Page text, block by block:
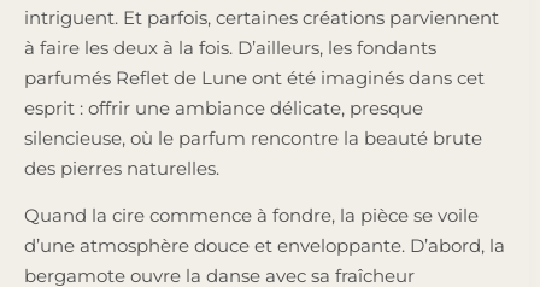
intriguent. Et parfois, certaines créations parviennent
à faire les deux à la fois. D’ailleurs, les fondants
parfumés Reflet de Lune ont été imaginés dans cet
esprit : offrir une ambiance délicate, presque
silencieuse, où le parfum rencontre la beauté brute
des pierres naturelles.
Quand la cire commence à fondre, la pièce se voile
d’une atmosphère douce et enveloppante. D’abord, la
bergamote ouvre la danse avec sa fraîcheur